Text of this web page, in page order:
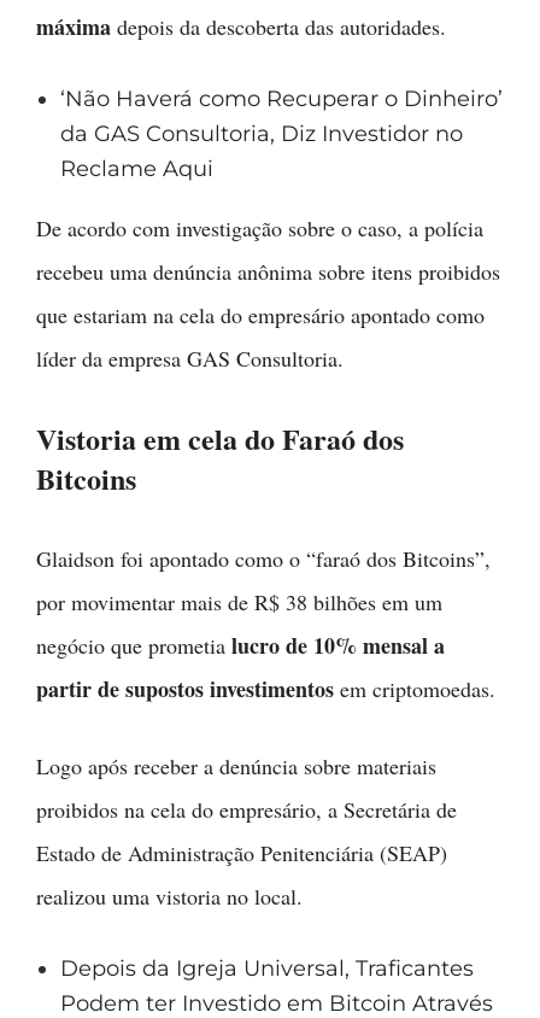
máxima depois da descoberta das autoridades.
‘Não Haverá como Recuperar o Dinheiro’
da GAS Consultoria, Diz Investidor no
Reclame Aqui
De acordo com investigação sobre o caso, a polícia
recebeu uma denúncia anônima sobre itens proibidos
que estariam na cela do empresário apontado como
líder da empresa GAS Consultoria.
Vistoria em cela do Faraó dos
Bitcoins
Glaidson foi apontado como o “faraó dos Bitcoins”,
por movimentar mais de R$ 38 bilhões em um
negócio que prometia lucro de 10% mensal a
partir de supostos investimentos em criptomoedas.
Logo após receber a denúncia sobre materiais
proibidos na cela do empresário, a Secretária de
Estado de Administração Penitenciária (SEAP)
realizou uma vistoria no local.
Depois da Igreja Universal, Traficantes
Podem ter Investido em Bitcoin Através